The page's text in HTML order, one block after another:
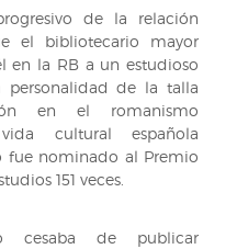
de la relación
el bibliotecario mayor
en la RB a un estudioso
de la talla
en el romanismo
cultural española
fue nominado al Premio
151 veces.
cesaba de publicar